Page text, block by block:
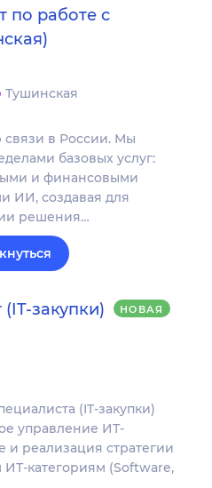
по работе с
Тушинская
в России. Мы
базовых услуг:
и финансовыми
ИИ, создавая для
решения…
закупки) НОВАЯ
(IT-закупки)
управление ИТ-
реализация стратегии
категориям (Software,